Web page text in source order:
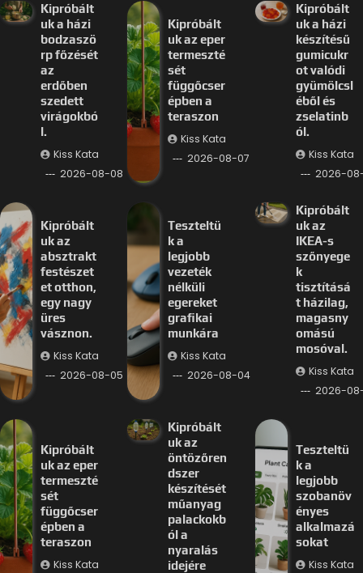
Kipróbált
uk a házi
bodzaszö
rp főzését
az
erdőben
szedett
virágokbó
l.
Kiss Kata
2026-08-08
Kipróbált
uk az eper
termeszté
sét
függőcser
épben a
teraszon
Kiss Kata
2026-08-07
Kipróbált
uk a házi
készítésű
gumicukr
ot valódi
gyümölcsl
éből és
zselatinb
ól.
Kiss Kata
2026-
Kipróbált
uk az
absztrakt
festészet
et otthon,
egy nagy
üres
vásznon.
Kiss Kata
2026-08-05
Teszteltü
k a
legjobb
vezeték
nélküli
egereket
grafikai
munkára
Kiss Kata
2026-08-04
Kipróbált
uk az
IKEA-s
szőnyege
k
tisztításá
t házilag,
magasny
omású
mosóval.
Kiss Kata
2026-
Kipróbált
uk az eper
termeszté
sét
függőcser
épben a
teraszon
Kiss Kata
Kipróbált
uk az
öntözőren
dszer
készítését
műanyag
palackokb
ól a
nyaralás
idejére
Teszteltü
k a
legjobb
szobanöv
ényes
alkalmazá
sokat
Kiss Kata